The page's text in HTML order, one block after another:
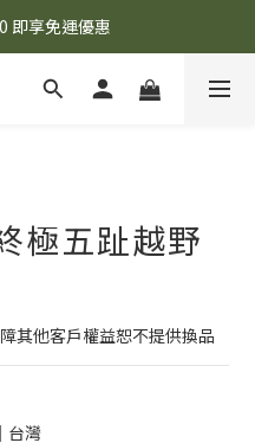
點擊查看最新優惠！
即享免運優惠
點擊查看最新優惠！
極五趾越野
其他客戶權益恕不提供換品
台灣